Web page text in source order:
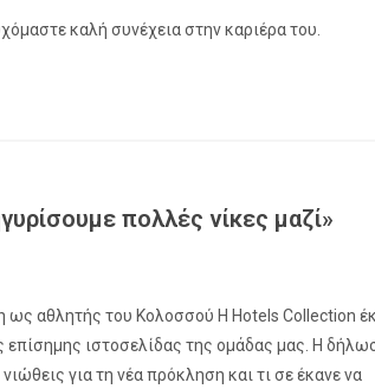
καλή συνέχεια στην καριέρα του.
πολλές νίκες μαζί»
αθλητής του Κολοσσού H Hotels Collection
επίσημης ιστοσελίδας της ομάδας μας. Η
για τη νέα πρόκληση και τι σε έκανε να